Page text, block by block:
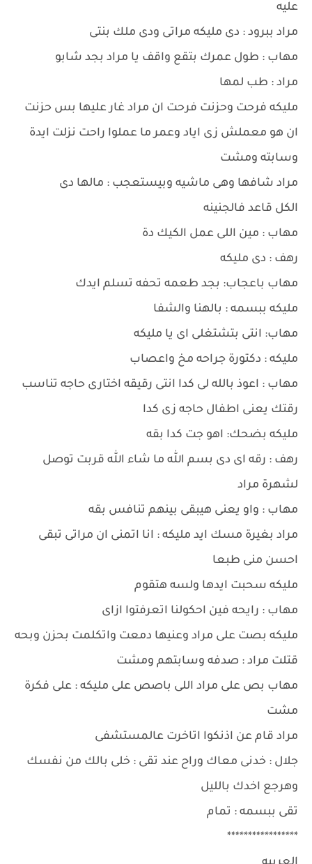
عليه
مراد ببرود : دى مليكه مراتى ودى ملك بنتى
مهاب : طول عمرك بتقع واقف يا مراد بجد شابو
مراد : طب لمها
مليكه فرحت وحزنت فرحت ان مراد غار عليها بس حزنت
ان هو معملش زى اياد وعمر ما عملوا راحت نزلت ايدة
وسابته ومشت
مراد شافها وهى ماشيه وبيستعجب : مالها دى
الكل قاعد فالجنينه
مهاب : مين اللى عمل الكيك دة
رهف : دى مليكه
مهاب باعجاب: بجد طعمه تحفه تسلم ايدك
مليكه ببسمه : بالهنا والشفا
مهاب: انتى بتشتغلى اى يا مليكه
مليكه : دكتورة جراحه مخ واعصاب
مهاب : اعوذ بالله لى كدا انتى رقيقه اختارى حاجه تناسب
رقتك يعنى اطفال حاجه زى كدا
مليكه بضحك: اهو جت كدا بقه
رهف : رقه اى دى بسم الله ما شاء الله قربت توصل
لشهرة مراد
مهاب : واو يعنى هيبقى بينهم تنافس بقه
مراد بغيرة مسك ايد مليكه : انا اتمنى ان مراتى تبقى
احسن منى طبعا
مليكه سحبت ايدها ولسه هتقوم
مهاب : رايحه فين احكولنا اتعرفتوا ازاى
مليكه بصت على مراد وعنيها دمعت واتكلمت بحزن وبحه
قتلت مراد : صدفه وسابتهم ومشت
مهاب بص على مراد اللى باصص على مليكه : على فكرة
مشت
مراد قام عن اذنكوا اتاخرت عالمستشفى
جلال : خدنى معاك وراح عند تقى : خلى بالك من نفسك
وهرجع اخدك بالليل
تقى ببسمه : تمام
*****************